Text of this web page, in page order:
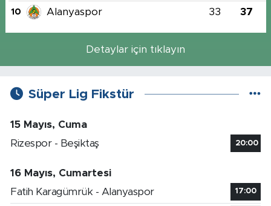
10 Alanyaspor 33 37
Detaylar için tıklayın
Süper Lig Fikstür
15 Mayıs, Cuma
Rizespor - Beşiktaş
20:00
16 Mayıs, Cumartesi
Fatih Karagümrük - Alanyaspor
17:00